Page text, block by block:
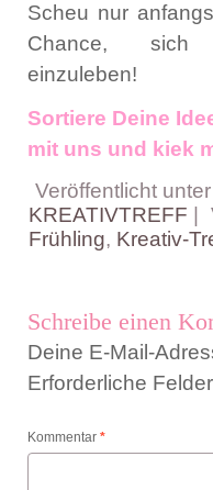
Scheu nur
Chance, sich
einzuleben!
Sortiere Deine
mit uns und kiek
Veröffentlicht unter
KREATIVTREFF
Frühling, Kreativ-
Schreibe einen
Deine E-Mail-
Erforderliche
Kommentar *